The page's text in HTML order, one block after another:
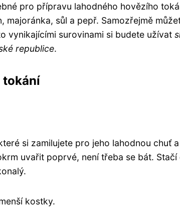
pro přípravu lahodného hovězího
majoránka, sůl a pepř. Samozřejmě
vynikajícími surovinami si budete užívat
republice.
tokání
si zamilujete pro jeho lahodnou chuť
uvařit poprvé, není třeba se bát.
kostky.